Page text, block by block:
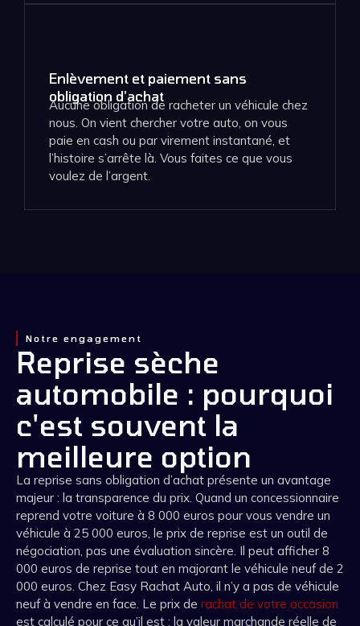
Enlèvement et paiement sans
obligation d'achat
Aucune obligation de racheter un véhicule chez
nous. On vient chercher votre auto, on vous
paie en cash ou par virement instantané, et
l’histoire s’arrête là. Vous faites ce que vous
voulez de l’argent.
Notre engagement
Reprise sèche
automobile : pourquoi
c'est souvent la
meilleure option
La reprise sans obligation d’achat présente un avantage
majeur : la transparence du prix. Quand un concessionnaire
reprend votre voiture à 8 000 euros pour vous vendre un
véhicule à 25 000 euros, le prix de reprise est un outil de
négociation, pas une évaluation sincère. Il peut afficher 8
000 euros de reprise tout en majorant le véhicule neuf de 2
000 euros. Chez Easy Rachat Auto, il n’y a pas de véhicule
neuf à vendre en face. Le prix de rachat de votre occasion
est calculé pour ce qu’il est : la valeur marchande réelle de